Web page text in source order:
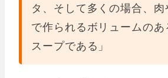
タ、そして多くの場合、
で作られるボリュームの
スープである」